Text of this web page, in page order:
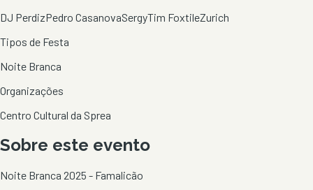
DJ PerdizPedro CasanovaSergyTim FoxtileZurich
Tipos de Festa
Noite Branca
Organizações
Centro Cultural da Sprea
Sobre este evento
Noite Branca 2025 - Famalicão